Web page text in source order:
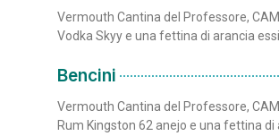
Vermouth Cantina del Professore,
Vodka Skyy e una fettina di arancia
Bencini
Vermouth Cantina del Professore,
Rum Kingston 62 anejo e una fettina di